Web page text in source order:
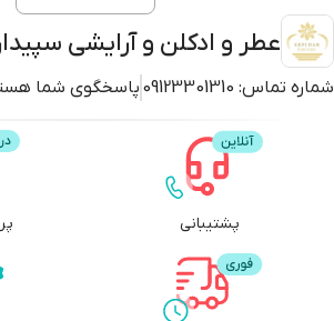
عطر و ادکلن و آرایشی
شماره تماس: 09123301310 پاسخگوی شما
پشتیبانی